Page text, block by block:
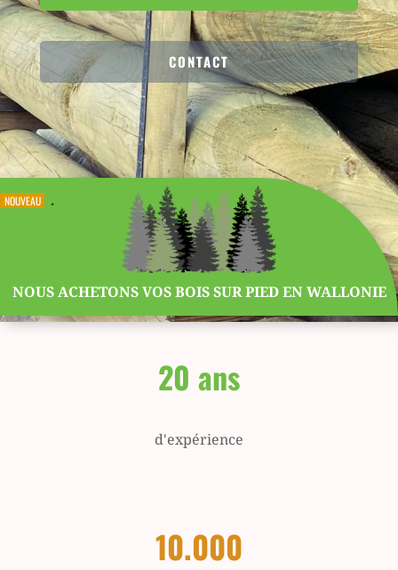
CONTACT
NOUVEAU .
NOUS ACHETONS VOS BOIS SUR PIED EN WALLONIE
20 ans
d'expérience
10.000